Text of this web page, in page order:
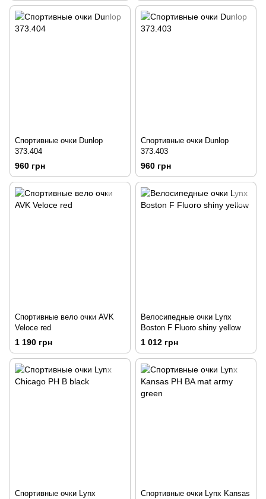
Спортивные очки Dunlop
373.404
960 грн
Спортивные очки Dunlop
373.403
960 грн
Спортивные вело очки AVK
Veloce red
1 190 грн
Велосипедные очки Lynx
Boston F Fluoro shiny yellow
1 012 грн
Спортивные очки Lynx
Спортивные очки Lynx Kansas